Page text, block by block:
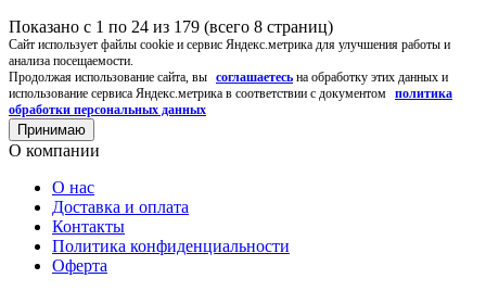
Показано с 1 по 24 из 179 (всего 8 страниц)
Cайт использует файлы cookie и сервис Яндекс.метрика для улучшения работы и
анализа посещаемости.
Продолжая использование сайта, вы соглашаетесь на обработку этих данных и
использование сервиса Яндекс.метрика в соответствии с документом политика
обработки персональных данных
Принимаю
О компании
О нас
Доставка и оплата
Контакты
Политика конфиденциальности
Оферта